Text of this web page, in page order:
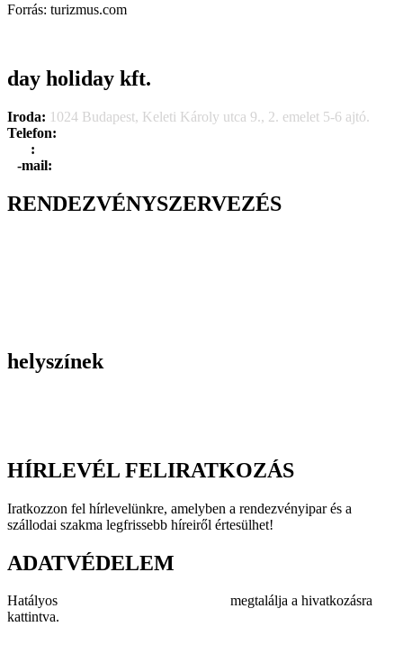
Forrás: turizmus.com
day holiday kft.
Iroda: 1024 Budapest, Keleti Károly utca 9., 2. emelet 5-6 ajtó.
Telefon:
:
-mail:
RENDEZVÉNYSZERVEZÉS
helyszínek
HÍRLEVÉL FELIRATKOZÁS
Iratkozzon fel hírlevelünkre, amelyben a rendezvényipar és a
szállodai szakma legfrissebb híreiről értesülhet!
ADATVÉDELEM
Hatályos
megtalálja a hivatkozásra
kattintva.